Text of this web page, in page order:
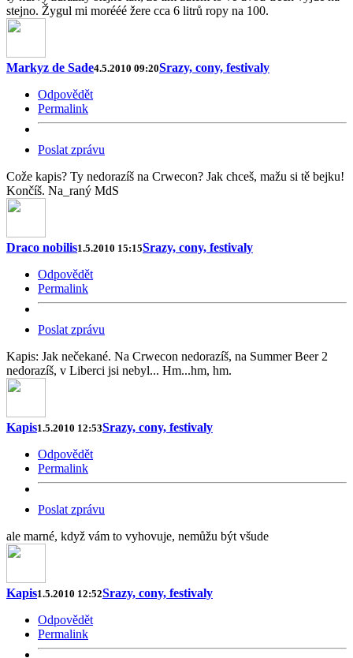
stejno. Žygul mi morééé žere cca 6 litrů ropy na 100.
Markyz de Sade4.5.2010 09:20Srazy, cony, festivaly
Odpovědět
Permalink
Poslat zprávu
Cože kapis? Ty nedorazíš na Crwecon? Jak chceš, mažu si tě bejku!
Končíš. Na_raný MdS
Draco nobilis1.5.2010 15:15Srazy, cony, festivaly
Odpovědět
Permalink
Poslat zprávu
Kapis: Jak nečekané. Na Crwecon nedorazíš, na Summer Beer 2
nedorazíš, v Liberci jsi nebyl... Hm...hm, hm.
Kapis1.5.2010 12:53Srazy, cony, festivaly
Odpovědět
Permalink
Poslat zprávu
ale marné, když vám to vyhovuje, nemůžu být všude
Kapis1.5.2010 12:52Srazy, cony, festivaly
Odpovědět
Permalink